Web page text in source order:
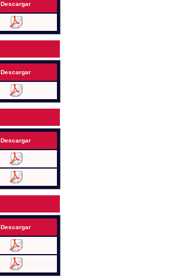
Descargar
Descargar
Descargar
Descargar